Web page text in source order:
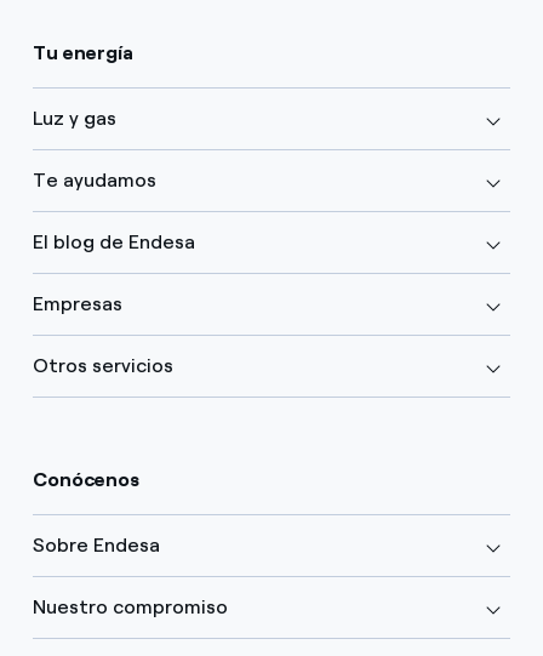
Tu energía
Luz y gas
Te ayudamos
El blog de Endesa
Empresas
Otros servicios
Conócenos
Sobre Endesa
Nuestro compromiso